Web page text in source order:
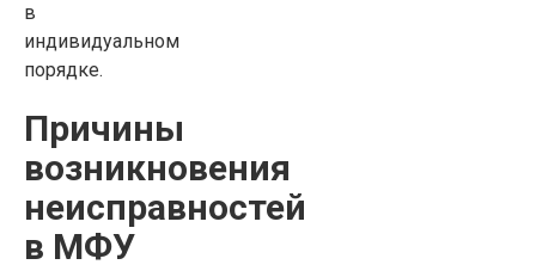
в
индивидуальном
порядке.
Причины
возникновения
неисправностей
в МФУ